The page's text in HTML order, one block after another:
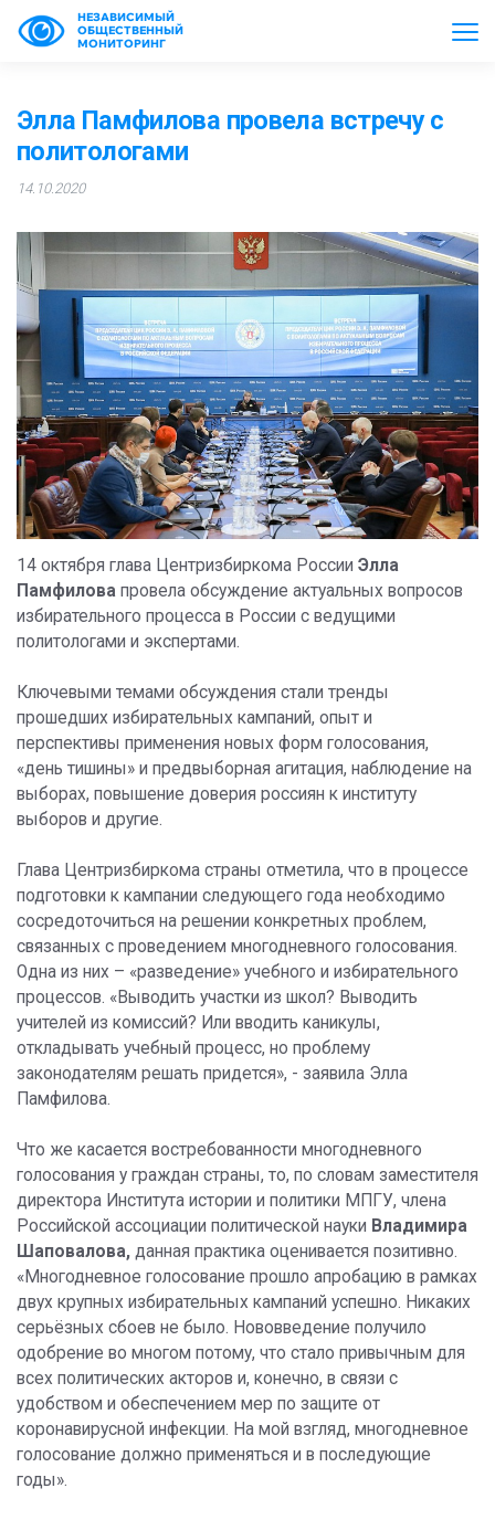
НЕЗАВИСИМЫЙ
ОБЩЕСТВЕННЫЙ
МОНИТОРИНГ
Элла Памфилова провела встречу с
политологами
14.10.2020
14 октября глава Центризбиркома России Элла
Памфилова провела обсуждение актуальных вопросов
избирательного процесса в России с ведущими
политологами и экспертами.
Ключевыми темами обсуждения стали тренды
прошедших избирательных кампаний, опыт и
перспективы применения новых форм голосования,
«день тишины» и предвыборная агитация, наблюдение на
выборах, повышение доверия россиян к институту
выборов и другие.
Глава Центризбиркома страны отметила, что в процессе
подготовки к кампании следующего года необходимо
сосредоточиться на решении конкретных проблем,
связанных с проведением многодневного голосования.
Одна из них – «разведение» учебного и избирательного
процессов. «Выводить участки из школ? Выводить
учителей из комиссий? Или вводить каникулы,
откладывать учебный процесс, но проблему
законодателям решать придется», - заявила Элла
Памфилова.
Что же касается востребованности многодневного
голосования у граждан страны, то, по словам заместителя
директора Института истории и политики МПГУ, члена
Российской ассоциации политической науки Владимира
Шаповалова, данная практика оценивается позитивно.
«Многодневное голосование прошло апробацию в рамках
двух крупных избирательных кампаний успешно. Никаких
серьёзных сбоев не было. Нововведение получило
одобрение во многом потому, что стало привычным для
всех политических акторов и, конечно, в связи с
удобством и обеспечением мер по защите от
коронавирусной инфекции. На мой взгляд, многодневное
голосование должно применяться и в последующие
годы».